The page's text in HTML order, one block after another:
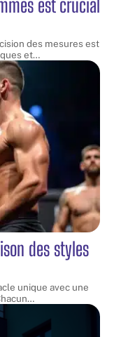
est crucial
des mesures est
et…
des styles
unique avec une
…